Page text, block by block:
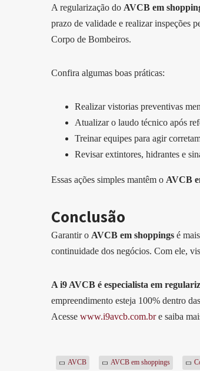
A regularização do AVCB em
prazo de validade e realizar inspeções
Corpo de Bombeiros.
Confira algumas boas práticas:
Realizar vistorias preventivas
Atualizar o laudo técnico após
Treinar equipes para agir
Revisar extintores, hidrantes e
Essas ações simples mantêm o AVCB
Conclusão
Garantir o AVCB em shoppings é
continuidade dos negócios. Com ele,
A i9 AVCB é especialista em
empreendimento esteja 100% dentro
Acesse www.i9avcb.com.bre saiba
AVCB AVCB em shoppings